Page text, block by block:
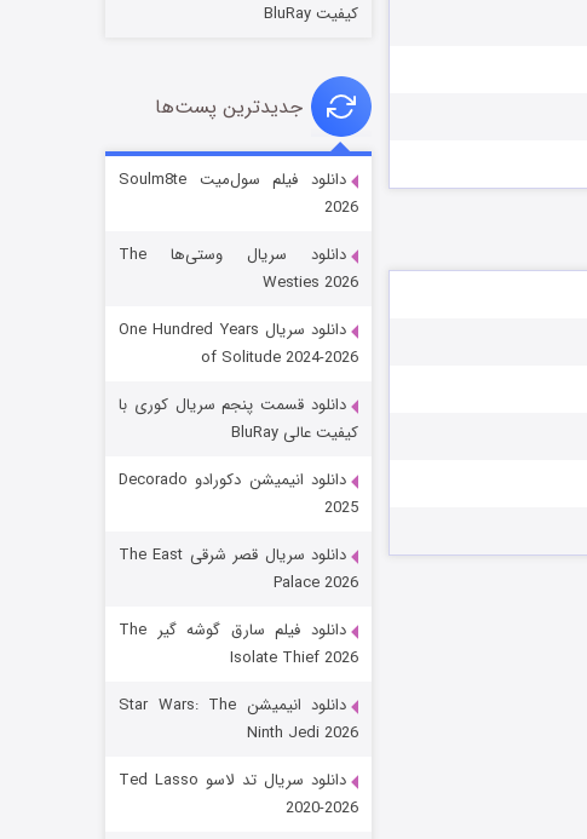
قسمت۶ (زیرنویس)
رویایی برای تو
قسمت۱۵ (دوبله)
کیفیت BluRay
جدیدترین پست‌ها
دانلود فیلم سول‌میت Soulm8te
2026
دانلود سریال وستی‌ها The
Westies 2026
دانلود سریال One Hundred Years
of Solitude 2024-2026
دانلود قسمت پنجم سریال کوری با
کیفیت عالی BluRay
دانلود انیمیشن دکورادو Decorado
2025
دانلود سریال قصر شرقی The East
Palace 2026
دانلود فیلم سارق گوشه گیر The
Isolate Thief 2026
دانلود انیمیشن Star Wars: The
Ninth Jedi 2026
دانلود سریال تد لاسو Ted Lasso
2020-2026